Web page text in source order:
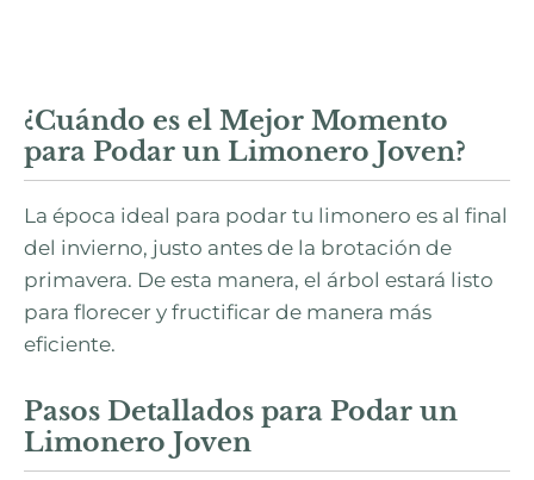
¿Cuándo es el Mejor Momento
para Podar un Limonero Joven?
La época ideal para podar tu limonero es al final
del invierno, justo antes de la brotación de
primavera. De esta manera, el árbol estará listo
para florecer y fructificar de manera más
eficiente.
Pasos Detallados para Podar un
Limonero Joven